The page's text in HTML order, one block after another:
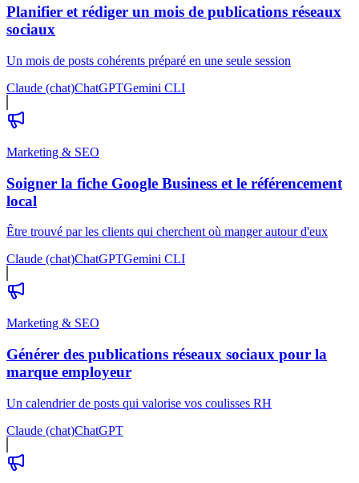
Planifier et rédiger un mois de publications réseaux
sociaux
Un mois de posts cohérents préparé en une seule session
Claude (chat)ChatGPTGemini CLI
Marketing & SEO
Soigner la fiche Google Business et le référencement
local
Être trouvé par les clients qui cherchent où manger autour d'eux
Claude (chat)ChatGPTGemini CLI
Marketing & SEO
Générer des publications réseaux sociaux pour la
marque employeur
Un calendrier de posts qui valorise vos coulisses RH
Claude (chat)ChatGPT